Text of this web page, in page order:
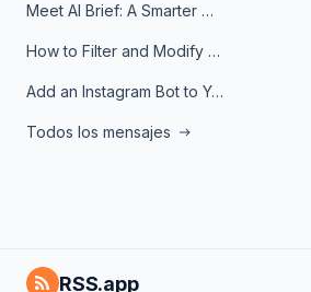
Meet AI Brief: A Smarter Way to Stay on Top of Information
How to Filter and Modify RSS Feeds
Add an Instagram Bot to Your Telegram Channel, Group, or Topic
Todos los mensajes
RSS.app